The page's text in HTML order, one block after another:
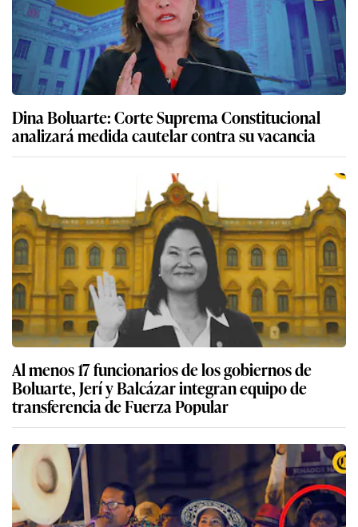
Dina Boluarte: Corte Suprema Constitucional
analizará medida cautelar contra su vacancia
Al menos 17 funcionarios de los gobiernos de
Boluarte, Jerí y Balcázar integran equipo de
transferencia de Fuerza Popular